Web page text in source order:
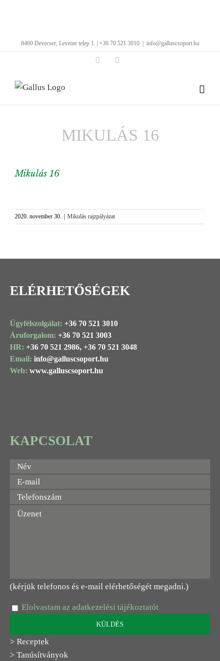
8460 Devecser, Levente telep 1. | +36 70 521 3010 info@galluscsoport.hu
Facebook
MIKULÁS 16
Mikulás 16
Larger
Image
2020. november 30. Mikulás rajzpályázat
ELÉRHETŐSÉGEK
Ügyfélszolgálat: +36 70 521 3010
Áruforgalom: +36 70 521 3003
HR: +36 70 521 2986, +36 70 521 3048
Email: info@galluscsoport.hu
Web: www.galluscsoport.hu
KAPCSOLAT
(kérjük telefonos és e-mail elérhetőségét megadni.)
Elolvastam az adatkezelési tájékoztatót
> Receptek
> Tanúsítványok